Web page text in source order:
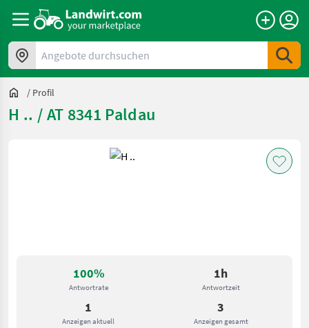
Angebote durchsuchen
/ Profil
H .. / AT 8341 Paldau
100%
Antwortrate
1h
Antwortzeit
1
Anzeigen aktuell
3
Anzeigen gesamt